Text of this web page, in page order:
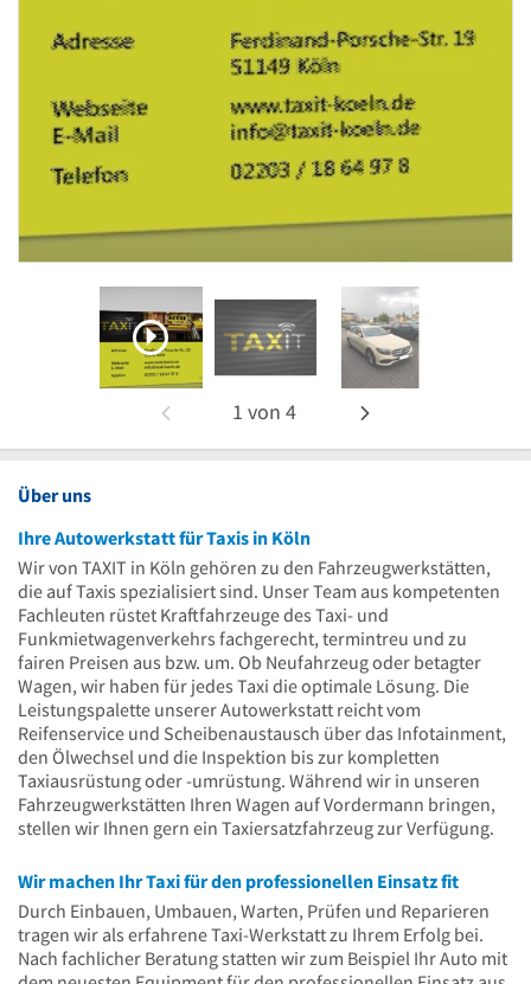
1 von 4
Über uns
Ihre Autowerkstatt für Taxis in Köln
Wir von TAXIT in Köln gehören zu den Fahrzeugwerkstätten,
die auf Taxis spezialisiert sind. Unser Team aus kompetenten
Fachleuten rüstet Kraftfahrzeuge des Taxi- und
Funkmietwagenverkehrs fachgerecht, termintreu und zu
fairen Preisen aus bzw. um. Ob Neufahrzeug oder betagter
Wagen, wir haben für jedes Taxi die optimale Lösung. Die
Leistungspalette unserer Autowerkstatt reicht vom
Reifenservice und Scheibenaustausch über das Infotainment,
den Ölwechsel und die Inspektion bis zur kompletten
Taxiausrüstung oder -umrüstung. Während wir in unseren
Fahrzeugwerkstätten Ihren Wagen auf Vordermann bringen,
stellen wir Ihnen gern ein Taxiersatzfahrzeug zur Verfügung.
Wir machen Ihr Taxi für den professionellen Einsatz fit
Durch Einbauen, Umbauen, Warten, Prüfen und Reparieren
tragen wir als erfahrene Taxi-Werkstatt zu Ihrem Erfolg bei.
Nach fachlicher Beratung statten wir zum Beispiel Ihr Auto mit